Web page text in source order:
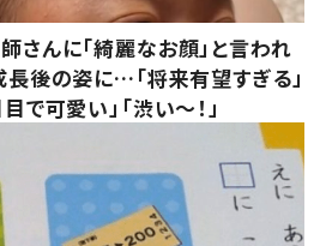
さんに「綺麗なお顔」と言われ
後の姿に…「将来有望すぎる」
で可愛い」「渋い～！」